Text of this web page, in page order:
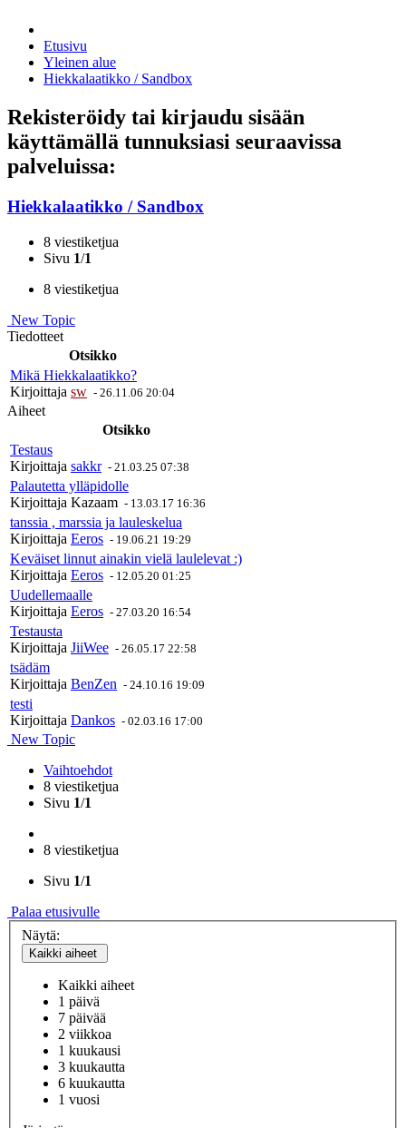
Etusivu
Yleinen alue
Hiekkalaatikko / Sandbox
Rekisteröidy tai kirjaudu sisään
käyttämällä tunnuksiasi seuraavissa
palveluissa:
Hiekkalaatikko / Sandbox
8 viestiketjua
Sivu 1/1
8 viestiketjua
New Topic
Tiedotteet
Otsikko
Mikä Hiekkalaatikko?
Kirjoittaja sw - 26.11.06 20:04
Aiheet
Otsikko
Testaus
Kirjoittaja sakkr - 21.03.25 07:38
Palautetta ylläpidolle
Kirjoittaja Kazaam - 13.03.17 16:36
tanssia , marssia ja lauleskelua
Kirjoittaja Eeros - 19.06.21 19:29
Keväiset linnut ainakin vielä laulelevat :)
Kirjoittaja Eeros - 12.05.20 01:25
Uudellemaalle
Kirjoittaja Eeros - 27.03.20 16:54
Testausta
Kirjoittaja JiiWee - 26.05.17 22:58
tsädäm
Kirjoittaja BenZen - 24.10.16 19:09
testi
Kirjoittaja Dankos - 02.03.16 17:00
New Topic
Vaihtoehdot
8 viestiketjua
Sivu 1/1
8 viestiketjua
Sivu 1/1
Palaa etusivulle
Näytä:
Kaikki aiheet
Kaikki aiheet
1 päivä
7 päivää
2 viikkoa
1 kuukausi
3 kuukautta
6 kuukautta
1 vuosi